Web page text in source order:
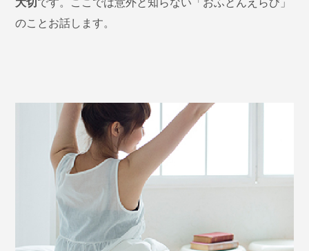
大切 です。ここでは意外と知らない「おふとんえらび」
のことお話します。